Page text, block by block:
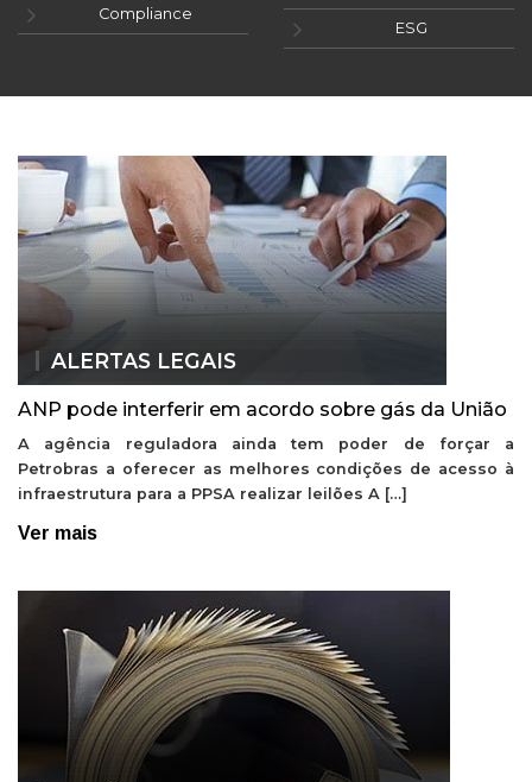
Compliance
ESG
ALERTAS LEGAIS
ANP pode interferir em acordo sobre gás da União
A agência reguladora ainda tem poder de forçar a
Petrobras a oferecer as melhores condições de acesso à
infraestrutura para a PPSA realizar leilões A […]
Ver mais